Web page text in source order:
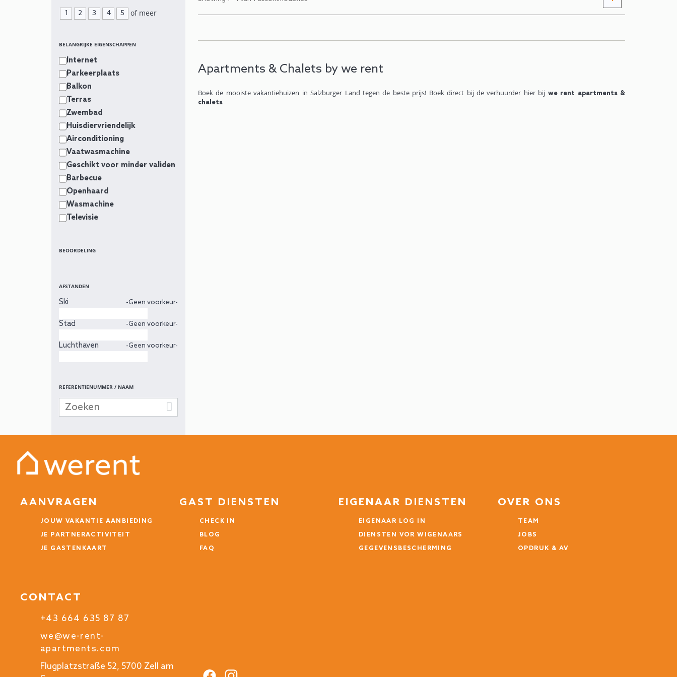
1 2 3 4 5 of meer
BELANGRIJKE EIGENSCHAPPEN
Internet
Parkeerplaats
Balkon
Terras
Zwembad
Huisdiervriendelijk
Airconditioning
Vaatwasmachine
Geschikt voor minder validen
Barbecue
Openhaard
Wasmachine
Televisie
BEOORDELING
AFSTANDEN
Ski -Geen voorkeur-
Stad -Geen voorkeur-
Luchthaven -Geen voorkeur-
REFERENTIENUMMER / NAAM
Apartments & Chalets by we rent
Boek de mooiste vakantiehuizen in Salzburger Land tegen de beste prijs! Boek direct bij de verhuurder hier bij we rent apartments &
chalets
AANVRAGEN
JOUW VAKANTIE AANBIEDING
JE PARTNERACTIVITEIT
JE GASTENKAART
GAST DIENSTEN
CHECK IN
BLOG
FAQ
EIGENAAR DIENSTEN
EIGENAAR LOG IN
DIENSTEN VOR WIGENAARS
GEGEVENSBESCHERMING
OVER ONS
TEAM
JOBS
OPDRUK & AV
CONTACT
+43 664 635 87 87
we@we-rent-
apartments.com
Flugplatzstraße 52, 5700 Zell am